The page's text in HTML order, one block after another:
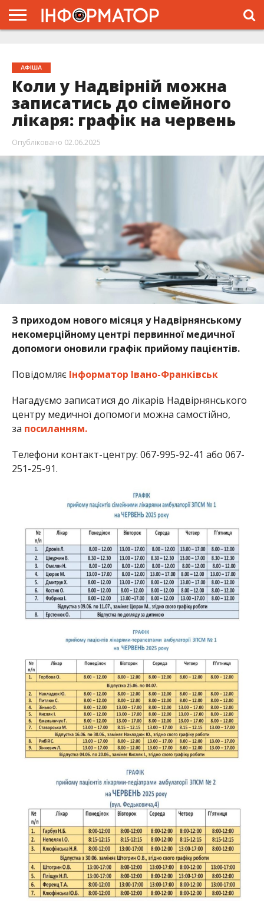
АФІША
Коли у Надвірній можна
записатись до сімейного
лікаря: графік на червень
Опубліковано 02.06.2025
З приходом нового місяця у Надвірнянському
некомерційному центрі первинної медичної
допомоги оновили графік прийому пацієнтів.
Повідомляє Інформатор Івано-Франківськ
Нагадуємо записатися до лікарів Надвірнянського
центру медичної допомоги можна самостійно,
за посиланням.
Телефони контакт-центру: 067-995-92-41 або 067-
251-25-91.